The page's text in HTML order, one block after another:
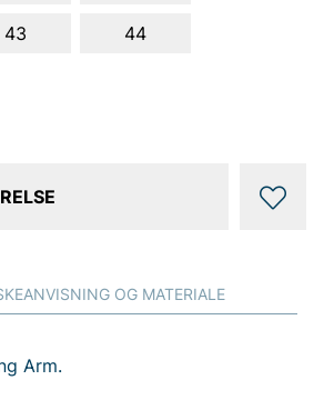
43 44
Arm.
OG MATERIALE